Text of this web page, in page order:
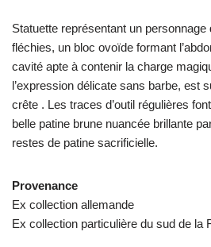
Statuette représentant un personnage
fléchies, un bloc ovoïde formant
cavité apte à contenir la charge
l’expression délicate sans barbe, est
crête . Les traces d’outil régulières
belle patine brune nuancée brillante
restes de patine sacrificielle.
Provenance
Ex collection allemande
Ex collection particulière du sud de la